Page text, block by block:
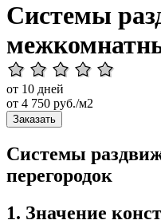
Системы
от 10 дней
от 4 750 руб./м2
Заказать
Системы
перегородок
1. Значение